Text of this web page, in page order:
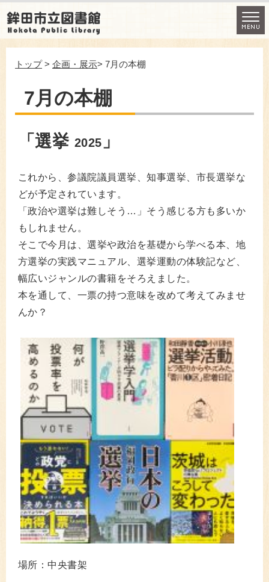
トップ> 企画・展示> 7月の本棚
7月の本棚
「選挙 2025 」
これから、参議院議員選挙、知事選挙、市長選挙な
どが予定されています。
「政治や選挙は難しそう…」そう感じる方も多いか
もしれません。
そこで今月は、選挙や政治を基礎から学べる本、地
方選挙の実践マニュアル、選挙運動の体験記など、
幅広いジャンルの書籍をそろえました。
本を通して、一票の持つ意味を改めて考えてみませ
んか？
場所：中央書架